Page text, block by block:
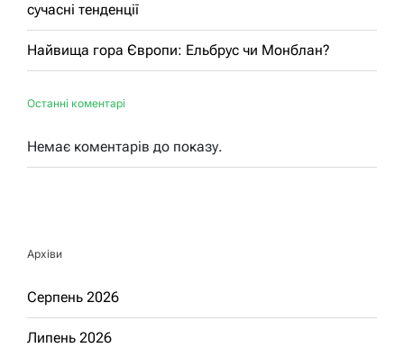
сучасні тенденції
Найвища гора Європи: Ельбрус чи Монблан?
Останні коментарі
Немає коментарів до показу.
Архіви
Серпень 2026
Липень 2026